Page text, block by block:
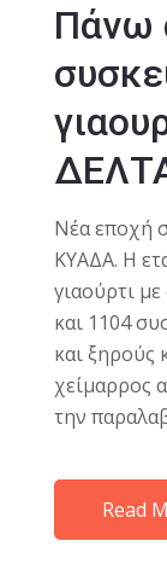
Πάνω
Νέα εποχή
ΚΥΑΔΑ. Η
γιαούρτι
και 1104
και ξηρούς
χείμαρρος
την
Read